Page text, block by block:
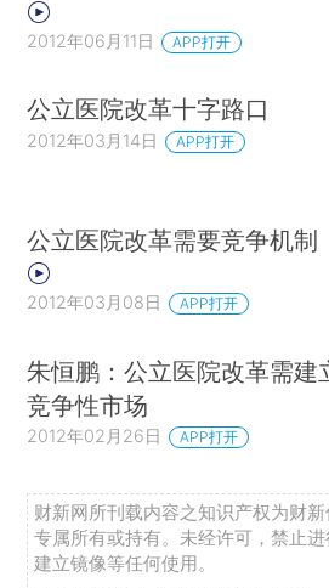
2012年06月11日 APP打开
公立医院改革十字路口
2012年03月14日 APP打开
公立医院改革需要竞争机制
2012年03月08日 APP打开
朱恒鹏：公立医院改革需建
竞争性市场
2012年02月26日 APP打开
财新网所刊载内容之知识产权为财
专属所有或持有。未经许可，禁止
建立镜像等任何使用。